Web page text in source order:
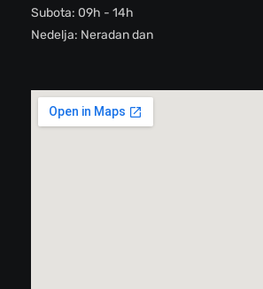
Subota: 09h - 14h
Nedelja: Neradan dan